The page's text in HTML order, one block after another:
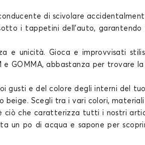
di scivolare
sottoi tappetini dell'auto, garantendo
e unicità. Gioca e improvvisati
e GOMMA, abbastanza per trovare
gusti e del colore degli interni del tuo
Scegli tra i vari colori,
ciò che caratterizza tutti i nostri
un po di acqua e sapone per